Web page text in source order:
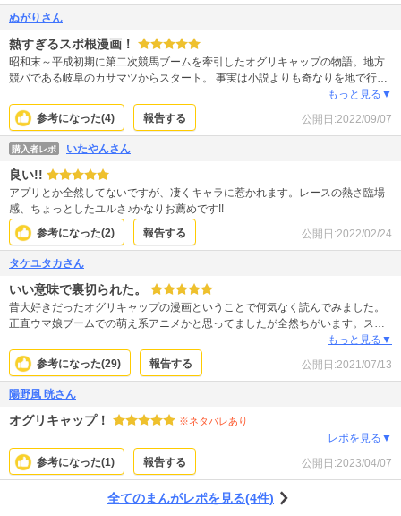
ぬがりさん
熱すぎるスポ根漫画！
昭和末～平成初期に第二次競馬ブームを牽引したオグリキャップの物語。地方
競バである岐阜のカサマツからスタート。 事実は小説よりも奇なりを地で行っ
ています。勝利と敗北のドラマチックな展開、魅力的なライバル達…。 それを
熱すぎるスポ根描写で魅せてくれます。 この作品には「プリティー」が冠され
ていません。 「ウマ娘」を擬人化ギャルゲー的存在だと思ってるならば必ず認
識を改めさせてくれるでしょう。 あまりにも有名な存在のため来歴を調べれば
すぐネタバレします。ですが大河ドラマのように題材をどう料理し演出される
のかが楽しみです。 企画が挙がった際アニメでは1クールでまとめられないた
め漫画連載になったという逸話も。それでもここまで人気になるとアニメ化期
待してしまいますよね…。
もっと見る▼
参考になった(4) 報告する 公開日:2022/09/07
購入者レポ いたやんさん
良い!!
アプリとか全然してないですが、凄くキャラに惹かれます。レースの熱さ臨場
感、ちょっとしたユルさ♪かなりお薦めです!!
参考になった(2) 報告する 公開日:2022/02/24
タケユタカさん
いい意味で裏切られた。
昔大好きだったオグリキャップの漫画ということで何気なく読んでみました。
正直ウマ娘ブームでの萌え系アニメかと思ってましたが全然ちがいます。スラ
ムダンクとか好きな方におすすめです！メチャクチャアツくてマジで面白い！
恥ずかしながら感動して涙が...最近面白い漫画無いなと思っている人に是非読
んで欲しいです。
もっと見る▼
参考になった(29) 報告する 公開日:2021/07/13
陽野風 晄さん
オグリキャップ！ ※ネタバレあり
レポを見る▼
参考になった(1) 報告する 公開日:2023/04/07
全てのまんがレポを見る(4件)